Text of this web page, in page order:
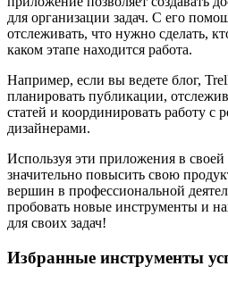
для организации задач. С его
отслеживать, что нужно сделать,
каком этапе находится работа.
Например, если вы ведете блог,
планировать публикации,
статей и координировать работу с
дизайнерами.
Используя эти приложения в
значительно повысить свою
вершин в профессиональной
пробовать новые инструменты и
для своих задач!
Избранные инструменты